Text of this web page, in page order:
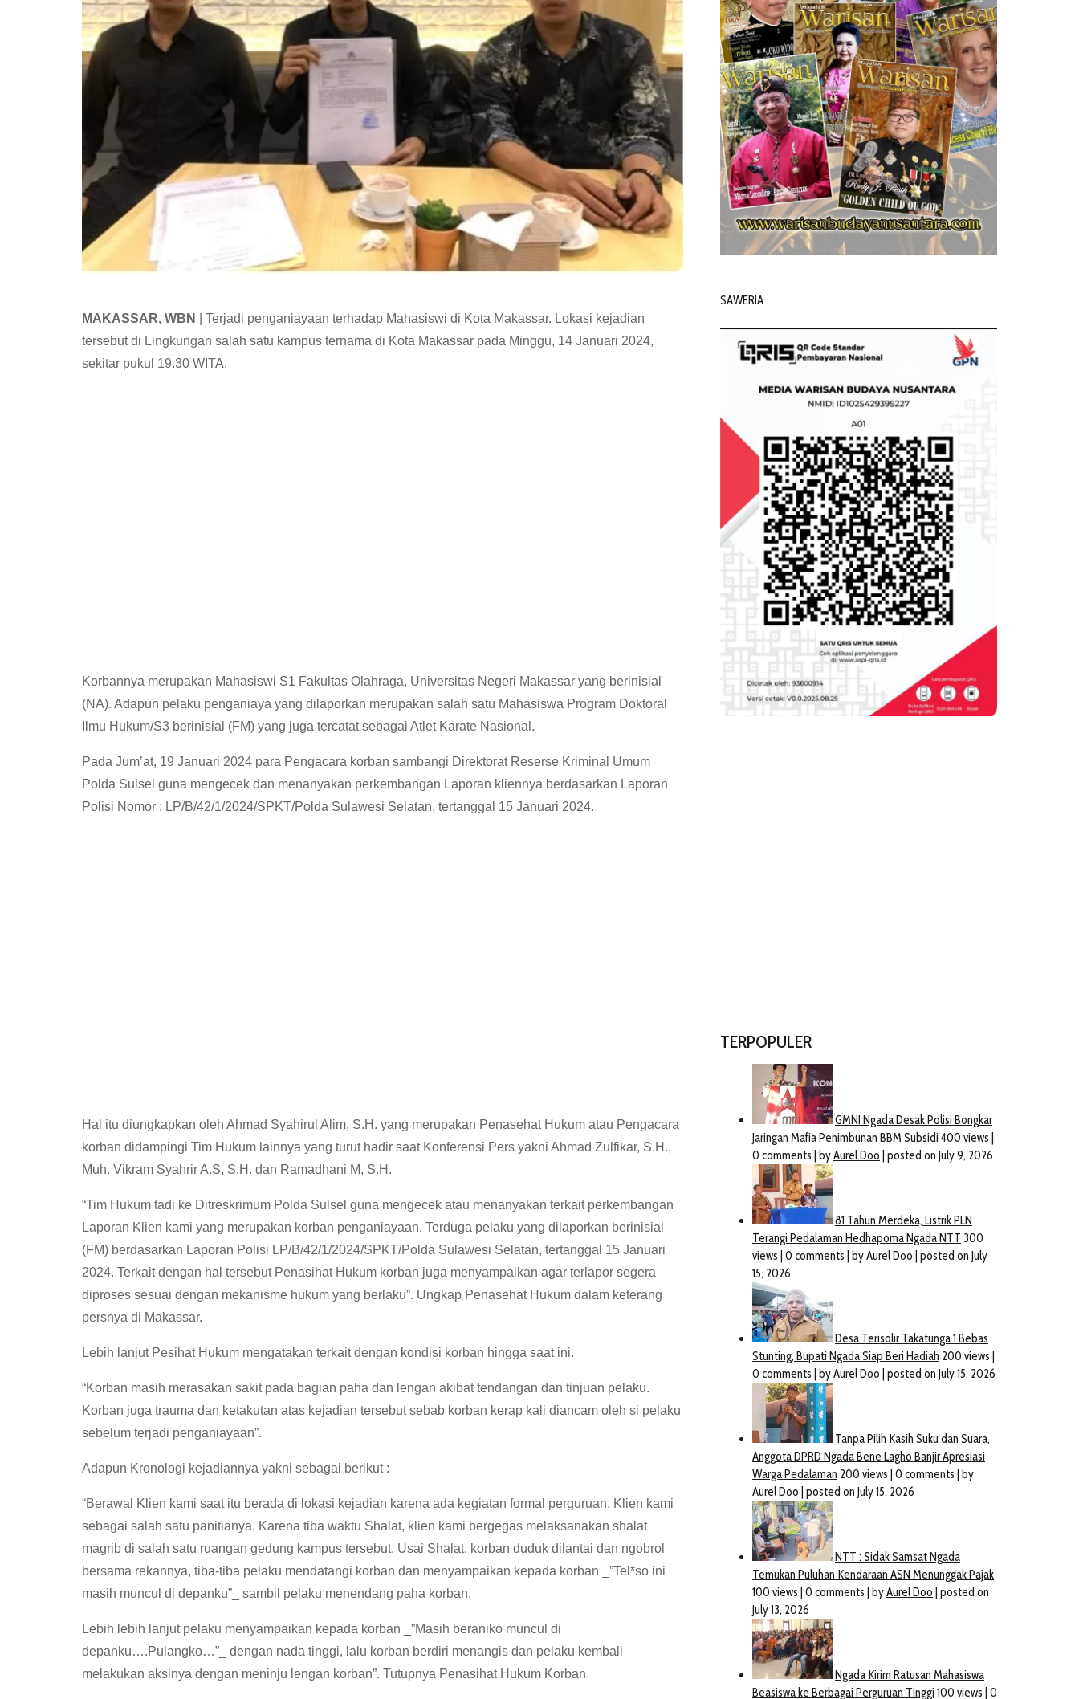
MAKASSAR, WBN
| Terjadi penganiayaan terhadap Mahasiswi di Kota Makassar. Lokasi kejadian
tersebut di Lingkungan salah satu kampus ternama di Kota Makassar pada Minggu, 14 Januari 2024,
sekitar pukul 19.30 WITA.
Korbannya merupakan Mahasiswi S1 Fakultas Olahraga, Universitas Negeri Makassar yang berinisial
(NA). Adapun pelaku penganiaya yang dilaporkan merupakan salah satu Mahasiswa Program Doktoral
Ilmu Hukum/S3 berinisial (FM) yang juga tercatat sebagai Atlet Karate Nasional.
Pada Jum’at, 19 Januari 2024 para Pengacara korban sambangi Direktorat Reserse Kriminal Umum
Polda Sulsel guna mengecek dan menanyakan perkembangan Laporan kliennya berdasarkan Laporan
Polisi Nomor : LP/B/42/1/2024/SPKT/Polda Sulawesi Selatan, tertanggal 15 Januari 2024.
Hal itu diungkapkan oleh Ahmad Syahirul Alim, S.H. yang merupakan Penasehat Hukum atau Pengacara
korban didampingi Tim Hukum lainnya yang turut hadir saat Konferensi Pers yakni Ahmad Zulfikar, S.H.,
Muh. Vikram Syahrir A.S, S.H. dan Ramadhani M, S.H.
“Tim Hukum tadi ke Ditreskrimum Polda Sulsel guna mengecek atau menanyakan terkait perkembangan
Laporan Klien kami yang merupakan korban penganiayaan. Terduga pelaku yang dilaporkan berinisial
(FM) berdasarkan Laporan Polisi LP/B/42/1/2024/SPKT/Polda Sulawesi Selatan, tertanggal 15 Januari
2024. Terkait dengan hal tersebut Penasihat Hukum korban juga menyampaikan agar terlapor segera
diproses sesuai dengan mekanisme hukum yang berlaku”. Ungkap Penasehat Hukum dalam keterang
persnya di Makassar.
Lebih lanjut Pesihat Hukum mengatakan terkait dengan kondisi korban hingga saat ini.
“Korban masih merasakan sakit pada bagian paha dan lengan akibat tendangan dan tinjuan pelaku.
Korban juga trauma dan ketakutan atas kejadian tersebut sebab korban kerap kali diancam oleh si pelaku
sebelum terjadi penganiayaan”.
Adapun Kronologi kejadiannya yakni sebagai berikut :
“Berawal Klien kami saat itu berada di lokasi kejadian karena ada kegiatan formal perguruan. Klien kami
sebagai salah satu panitianya. Karena tiba waktu Shalat, klien kami bergegas melaksanakan shalat
magrib di salah satu ruangan gedung kampus tersebut. Usai Shalat, korban duduk dilantai dan ngobrol
bersama rekannya, tiba-tiba pelaku mendatangi korban dan menyampaikan kepada korban _”Tel*so ini
masih muncul di depanku”_ sambil pelaku menendang paha korban.
Lebih lebih lanjut pelaku menyampaikan kepada korban _”Masih beraniko muncul di
depanku….Pulangko…”_ dengan nada tinggi, lalu korban berdiri menangis dan pelaku kembali
melakukan aksinya dengan meninju lengan korban”. Tutupnya Penasihat Hukum Korban.
SAWERIA
TERPOPULER